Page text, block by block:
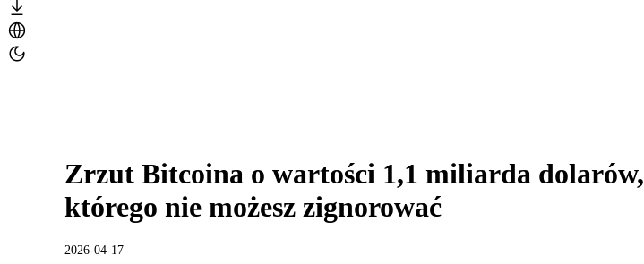
Zrzut Bitcoina o wartości 1,1 miliarda dolarów,
którego nie możesz zignorować
2026-04-17